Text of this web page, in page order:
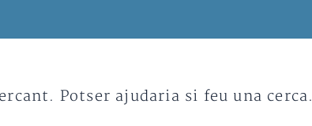
Potser ajudaria si feu una cerca.